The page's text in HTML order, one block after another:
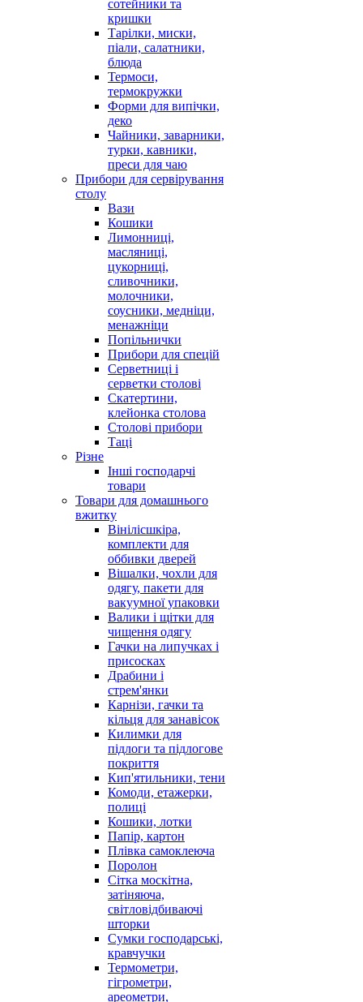
сотейники та
кришки
Тарілки, миски,
піали, салатники,
блюда
Термоси,
термокружки
Форми для випічки,
деко
Чайники, заварники,
турки, кавники,
преси для чаю
Прибори для сервірування
столу
Вази
Кошики
Лимонниці,
масляниці,
цукорниці,
сливочники,
молочники,
соусники, медніци,
менажніци
Попільнички
Прибори для спецій
Серветниці і
серветки столові
Скатертини,
клейонка столова
Столові прибори
Таці
Різне
Інші господарчі
товари
Товари для домашнього
вжитку
Вінілісшкіра,
комплекти для
оббивки дверей
Вішалки, чохли для
одягу, пакети для
вакуумної упаковки
Валики і щітки для
чищення одягу
Гачки на липучках і
присосках
Драбини і
стрем'янки
Карнізи, гачки та
кільця для занавісок
Килимки для
підлоги та підлогове
покриття
Кип'ятильники, тени
Комоди, етажерки,
полиці
Кошики, лотки
Папір, картон
Плівка самоклеюча
Поролон
Сітка москітна,
затіняюча,
світловідбиваючі
шторки
Сумки господарські,
кравчучки
Термометри,
гігрометри,
ареометри,